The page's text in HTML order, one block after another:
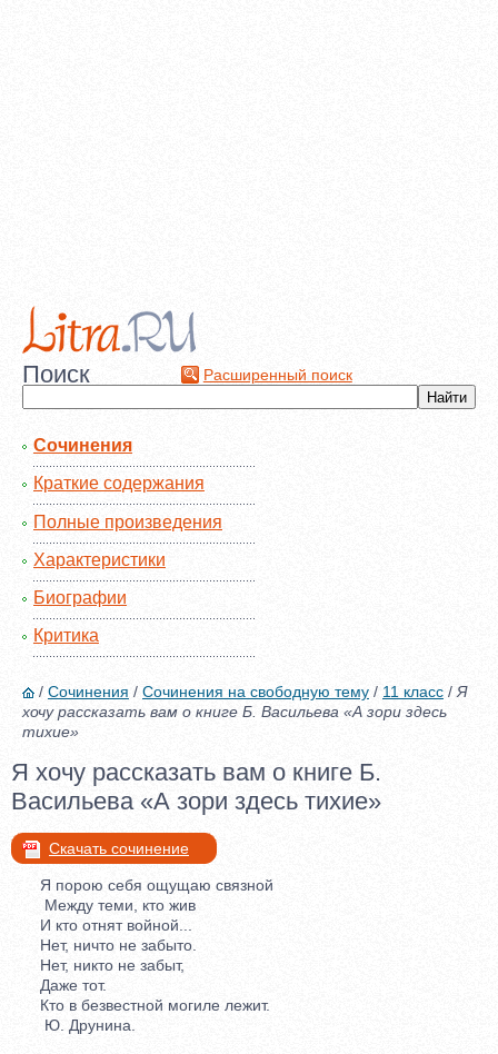
Поиск Расширенный поиск
Сочинения
Краткие содержания
Полные произведения
Характеристики
Биографии
Критика
/ Сочинения / Сочинения на свободную тему / 11 класс / Я
хочу рассказать вам о книге Б. Васильева «А зори здесь
тихие»
Я хочу рассказать вам о книге Б.
Васильева «А зори здесь тихие»
Скачать сочинение
Я порою себя ощущаю связной
Между теми, кто жив
И кто отнят войной...
Нет, ничто не забыто.
Нет, никто не забыт,
Даже тот.
Кто в безвестной могиле лежит.
Ю. Друнина.